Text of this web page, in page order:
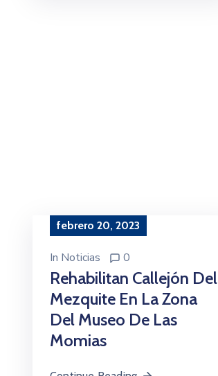
febrero 20, 2023
In Noticias 0
Rehabilitan Callejón Del
Mezquite En La Zona
Del Museo De Las
Momias